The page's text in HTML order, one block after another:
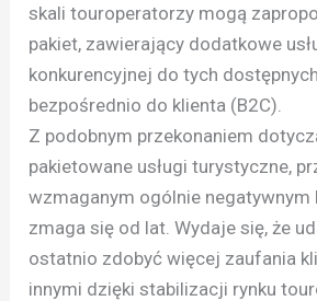
skali touroperatorzy mogą
pakiet, zawierający dodatkowe
konkurencyjnej do tych
bezpośrednio do klienta (B2C).
Z podobnym przekonaniem
pakietowane usługi turystyczne,
wzmaganym ogólnie negatywnym
zmaga się od lat. Wydaje się, że
ostatnio zdobyć więcej zaufania
innymi dzięki stabilizacji rynku